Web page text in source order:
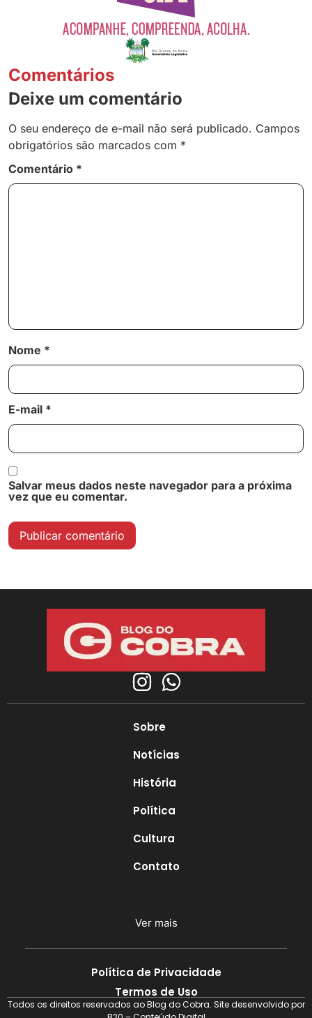
Comentários
Deixe um comentário
O seu endereço de e-mail não será publicado. Campos
obrigatórios são marcados com *
Comentário *
Nome *
E-mail *
Salvar meus dados neste navegador para a próxima
vez que eu comentar.
Sobre
Notícias
História
Política
Cultura
Contato
Ver mais
Política de Privacidade
Termos de Uso
Todos os direitos reservados ao Blog do Cobra. Site desenvolvido por